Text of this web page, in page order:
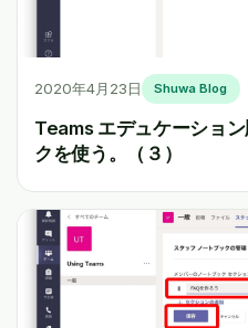
2020年4月23日 Shuwa Blog
Teams エデュケーショ
クを使う。（３）